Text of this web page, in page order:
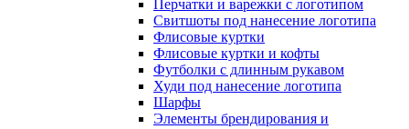
Перчатки и варежки с логотипом
Свитшоты под нанесение логотипа
Флисовые куртки
Флисовые куртки и кофты
Футболки с длинным рукавом
Худи под нанесение логотипа
Шарфы
Элементы брендирования и